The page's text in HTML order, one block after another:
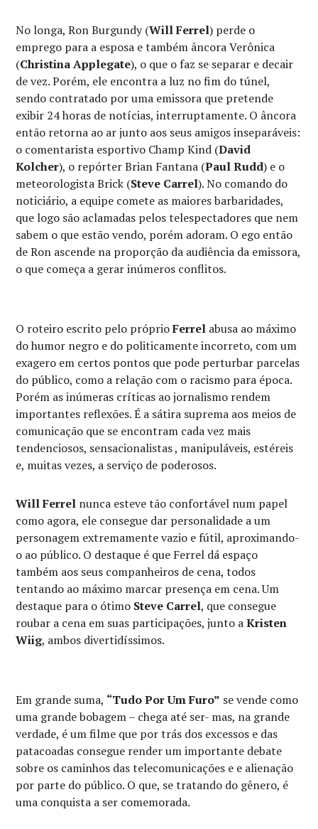
No longa, Ron Burgundy (Will Ferrel) perde o
emprego para a esposa e também âncora Verônica
(Christina Applegate), o que o faz se separar e decair
de vez. Porém, ele encontra a luz no fim do túnel,
sendo contratado por uma emissora que pretende
exibir 24 horas de notícias, interruptamente. O âncora
então retorna ao ar junto aos seus amigos inseparáveis:
o comentarista esportivo Champ Kind (David
Kolcher), o repórter Brian Fantana (Paul Rudd) e o
meteorologista Brick (Steve Carrel). No comando do
noticiário, a equipe comete as maiores barbaridades,
que logo são aclamadas pelos telespectadores que nem
sabem o que estão vendo, porém adoram. O ego então
de Ron ascende na proporção da audiência da emissora,
o que começa a gerar inúmeros conflitos.
O roteiro escrito pelo próprioFerrel abusa ao máximo
do humor negro e do politicamente incorreto, com um
exagero em certos pontos que pode perturbar parcelas
do público, como a relação com o racismo para época.
Porém as inúmeras críticas ao jornalismo rendem
importantes reflexões. É a sátira suprema aos meios de
comunicação que se encontram cada vez mais
tendenciosos, sensacionalistas , manipuláveis, estéreis
e, muitas vezes, a serviço de poderosos.
Will Ferrel nunca esteve tão confortável num papel
como agora, ele consegue dar personalidade a um
personagem extremamente vazio e fútil, aproximando-
o ao público. O destaque é que Ferrel dá espaço
também aos seus companheiros de cena, todos
tentando ao máximo marcar presença em cena. Um
destaque para o ótimo Steve Carrel, que consegue
roubar a cena em suas participações, junto aKristen
Wiig, ambos divertidíssimos.
Em grande suma, “Tudo Por Um Furo” se vende como
uma grande bobagem – chega até ser- mas, na grande
verdade, é um filme que por trás dos excessos e das
patacoadas consegue render um importante debate
sobre os caminhos das telecomunicações e e alienação
por parte do público. O que, se tratando do gênero, é
uma conquista a ser comemorada.